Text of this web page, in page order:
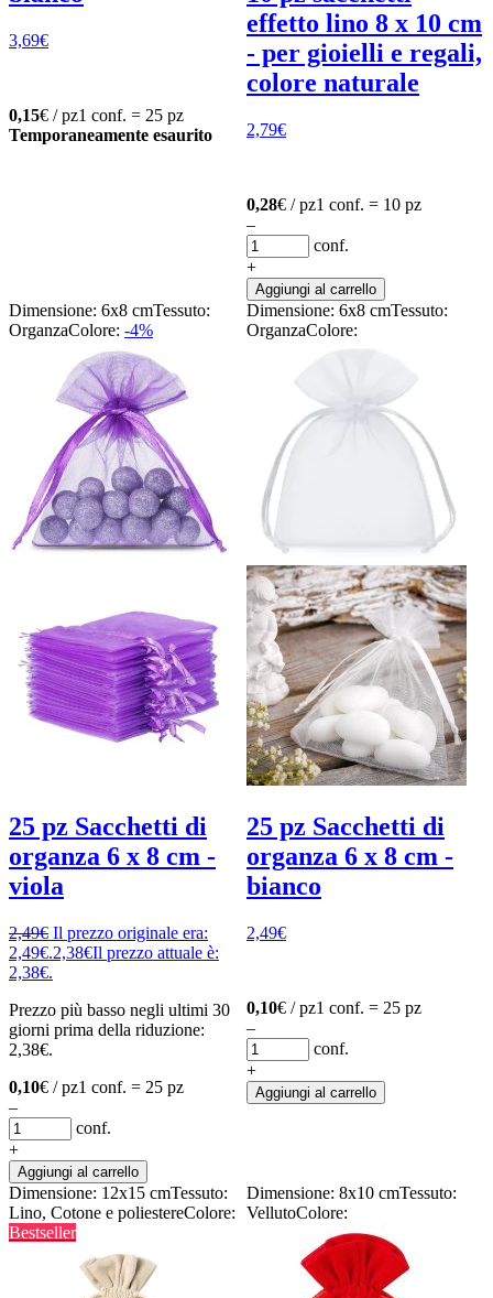
3,69€
0,15€ / pz1 conf. = 25 pz
Temporaneamente esaurito
effetto lino 8 x 10 cm
- per gioielli e regali,
colore naturale
2,79€
0,28€ / pz1 conf. = 10 pz
–
conf.
+
Aggiungi al carrello
Dimensione: 6x8 cmTessuto:
OrganzaColore: -4%
25 pz Sacchetti di
organza 6 x 8 cm -
viola
2,49€ Il prezzo originale era:
2,49€.2,38€Il prezzo attuale è:
2,38€.
Prezzo più basso negli ultimi 30
giorni prima della riduzione:
2,38€.
0,10€ / pz1 conf. = 25 pz
–
conf.
+
Aggiungi al carrello
Dimensione: 6x8 cmTessuto:
OrganzaColore:
25 pz Sacchetti di
organza 6 x 8 cm -
bianco
2,49€
0,10€ / pz1 conf. = 25 pz
–
conf.
+
Aggiungi al carrello
Dimensione: 12x15 cmTessuto:
Lino, Cotone e poliestereColore:
Bestseller
Dimensione: 8x10 cmTessuto:
VellutoColore: